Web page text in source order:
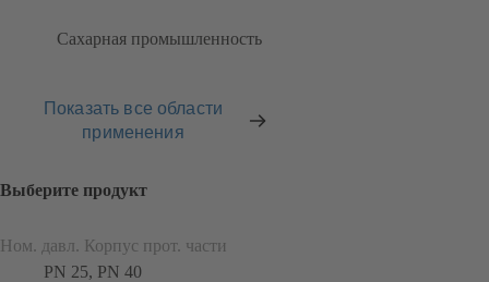
Сахарная промышленность
Показать все области
применения
Выберите продукт
Ном. давл. Корпус прот. части
PN 25, PN 40